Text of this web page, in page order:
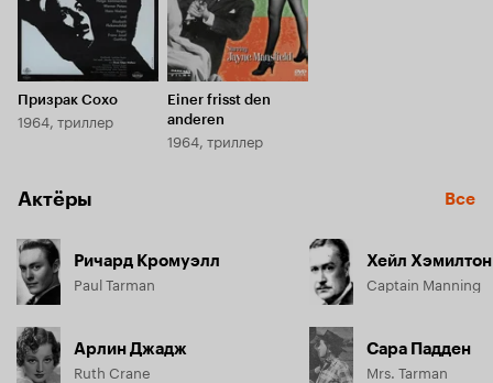
Призрак Сохо
1964, триллер
Einer frisst den
anderen
1964, триллер
Актёры Все
Ричард Кромуэлл
Paul Tarman
Арлин Джадж
Ruth Crane
Хейл Хэмилтон
Captain Manning
Сара Падден
Mrs. Tarman